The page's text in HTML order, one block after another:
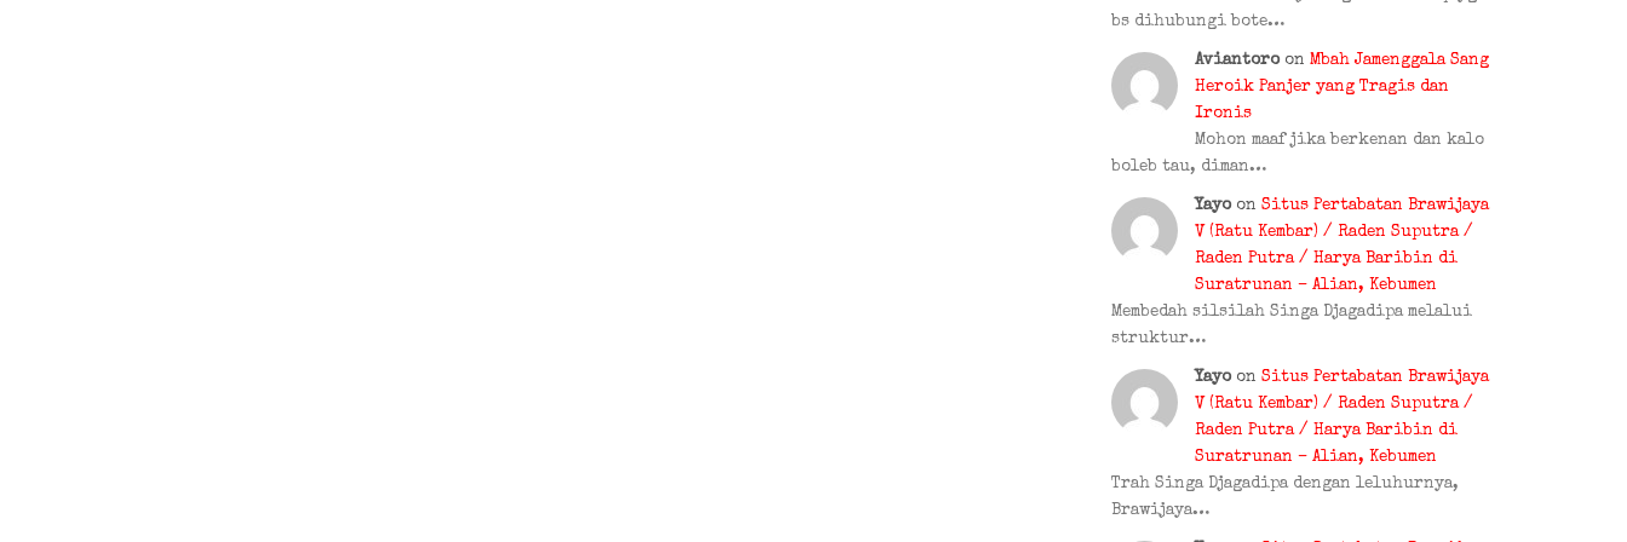
bs dihubungi bote…
Aviantoro on Mbah Jamenggala Sang
Heroik Panjer yang Tragis dan
Ironis
Mohon maaf jika berkenan dan kalo
boleb tau, diman…
Yayo on Situs Pertabatan Brawijaya
V (Ratu Kembar) / Raden Suputra /
Raden Putra / Harya Baribin di
Suratrunan – Alian, Kebumen
Membedah silsilah Singa Djagadipa melalui
struktur…
Yayo on Situs Pertabatan Brawijaya
V (Ratu Kembar) / Raden Suputra /
Raden Putra / Harya Baribin di
Suratrunan – Alian, Kebumen
Trah Singa Djagadipa dengan leluhurnya,
Brawijaya…